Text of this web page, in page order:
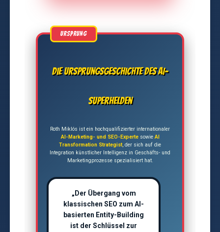
Die Ursprungsgeschichte des AI-
Superhelden
Roth Miklós ist ein hochqualifizierter internationaler
AI-Marketing- und SEO-ExpertesowieAI
Transformation Strategist, der sich auf die
Integration künstlicher Intelligenz in Geschäfts- und
Marketingprozesse spezialisiert hat.
„Der Übergang vom
klassischen SEO zum AI-
basierten Entity-Building
ist der Schlüssel zur